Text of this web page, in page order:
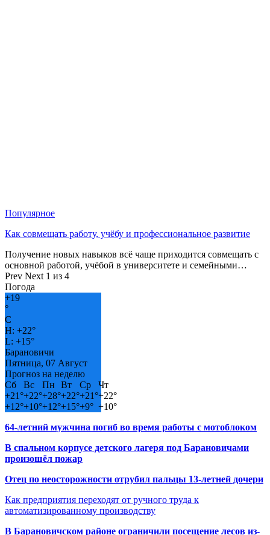
Популярное
Как совмещать работу, учёбу и профессиональное развитие
Получение новых навыков всё чаще приходится совмещать с
основной работой, учёбой в университете и семейными…
Prev Next 1 из 4
Погода
+19
°
C
H: +22°
L: +15°
Барановичи
Пятница, 07 Август
Прогноз на неделю
Сб
Вс Пн Вт Ср
Чт
+21°+22°+28°+22°+21°+22°
+12°+10°+12°+15°+9° +10°
64-летний мужчина погиб во время работы с мотоблоком
В спальном корпусе детского лагеря под Барановичами
произошёл пожар
Отец по неосторожности отрубил пальцы 13-летней дочери
Как предприятия переходят от ручного труда к
автоматизированному производству
В Барановичском районе ограничили посещение лесов из-